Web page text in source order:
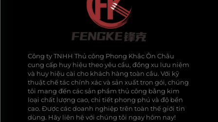
Công ty TNHH Thủ công Phong Khắc Ôn Châu
cung cấp huy hiệu theo yêu cầu, đồng xu lưu niệm
và huy hiệu cài cho khách hàng toàn cầu. Với kỹ
thuật chế tác chính xác và sản xuất trọn gói, chúng
tôi mang đến các sản phẩm thủ công bằng kim
loại chất lượng cao, chi tiết phong phú và độ bền
cao. Được các doanh nghiệp trên toàn thế giới tin
dùng. Hãy liên hệ với chúng tôi ngay hôm nay!